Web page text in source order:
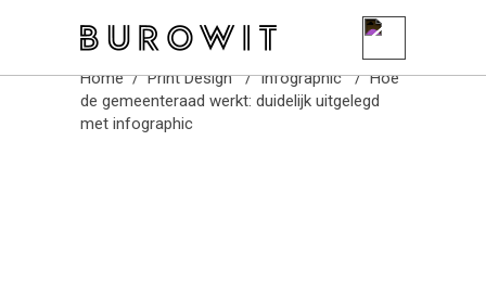
Burowit
Home/Print Design /Infographic /Hoe
de gemeenteraad werkt: duidelijk uitgelegd
met infographic